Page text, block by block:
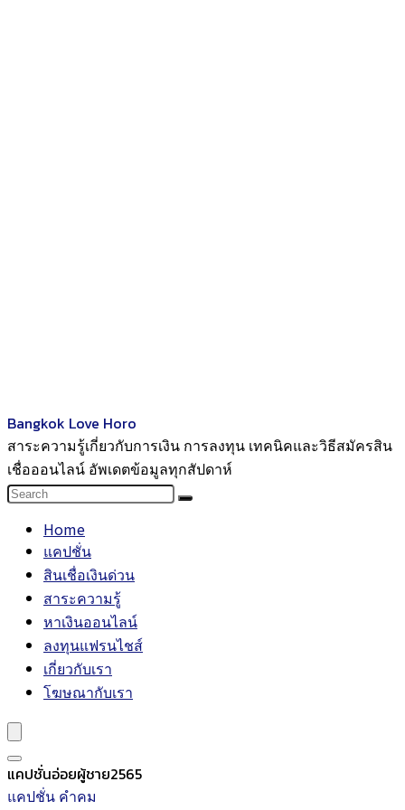
Bangkok Love Horo
สาระความรู้เกี่ยวกับการเงิน การลงทุน เทคนิคและวิธีสมัครสิน
เชื่อออนไลน์ อัพเดตข้อมูลทุกสัปดาห์
Home
แคปชั่น
สินเชื่อเงินด่วน
สาระความรู้
หาเงินออนไลน์
ลงทุนแฟรนไชส์
เกี่ยวกับเรา
โฆษณากับเรา
แคปชั่นอ่อยผู้ชาย2565
แคปชั่น คำคม